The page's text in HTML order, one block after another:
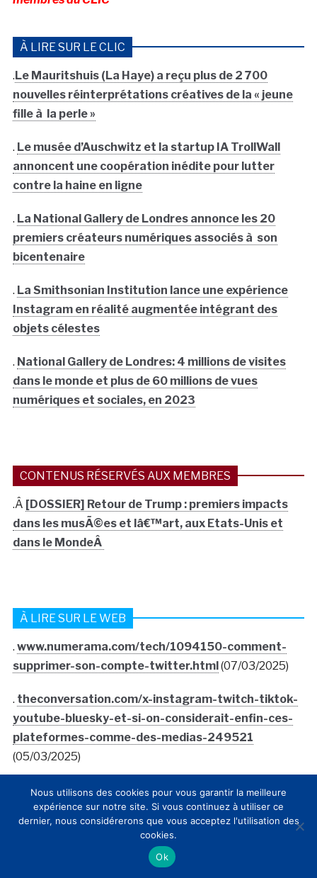
À LIRE SUR LE CLIC
.Le Mauritshuis (La Haye) a reçu plus de 2 700
nouvelles réinterprétations créatives de la « jeune
fille à la perle »
. Le musée d’Auschwitz et la startup IA TrollWall
annoncent une coopération inédite pour lutter
contre la haine en ligne
. La National Gallery de Londres annonce les 20
premiers créateurs numériques associés à son
bicentenaire
. La Smithsonian Institution lance une expérience
Instagram en réalité augmentée intégrant des
objets célestes
. National Gallery de Londres: 4 millions de visites
dans le monde et plus de 60 millions de vues
numériques et sociales, en 2023
CONTENUS RÉSERVÉS AUX MEMBRES
.Â [DOSSIER] Retour de Trump : premiers impacts
dans les musÃ©es et lâ€™art, aux Etats-Unis et
dans le MondeÂ
À LIRE SUR LE WEB
. www.numerama.com/tech/1094150-comment-
supprimer-son-compte-twitter.html(07/03/2025)
. theconversation.com/x-instagram-twitch-tiktok-
youtube-bluesky-et-si-on-considerait-enfin-ces-
plateformes-comme-des-medias-249521
(05/03/2025)
www.lejournaldesarts.fr/actualites/rester-ou-
non-sur-x-un-dilemme-pour-les-acteurs-culturels-
176427(14/02/2025)
www.lefigaro.fr/culture/les-performances-de-x-
Nous utilisons des cookies pour vous garantir la meilleure
expérience sur notre site. Si vous continuez à utiliser ce
dernier, nous considérerons que vous acceptez l'utilisation des
cookies.
Ok